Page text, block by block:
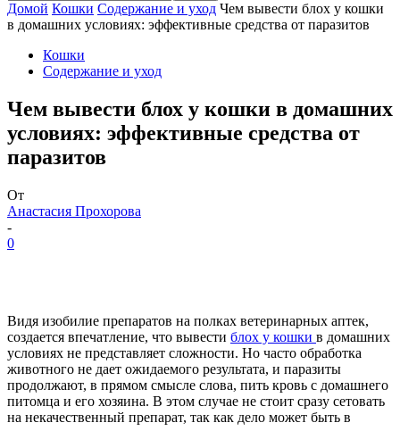
Домой Кошки Содержание и уход Чем вывести блох у кошки
в домашних условиях: эффективные средства от паразитов
Кошки
Содержание и уход
Чем вывести блох у кошки в домашних
условиях: эффективные средства от
паразитов
От
Анастасия Прохорова
-
0
Видя изобилие препаратов на полках ветеринарных аптек,
создается впечатление, что вывести блох у кошки в домашних
условиях не представляет сложности. Но часто обработка
животного не дает ожидаемого результата, и паразиты
продолжают, в прямом смысле слова, пить кровь с домашнего
питомца и его хозяина. В этом случае не стоит сразу сетовать
на некачественный препарат, так как дело может быть в